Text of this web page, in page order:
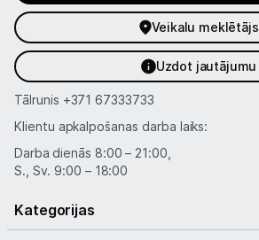
Veikalu meklētājs
Uzdot jautājumu
Tālrunis +371 67333733
Klientu apkalpošanas darba laiks:
Darba dienās 8:00 – 21:00,
S., Sv. 9:00 – 18:00
Kategorijas